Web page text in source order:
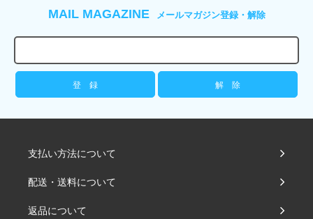
MAIL MAGAZINE メールマガジン登録・解除
支払い方法について
配送・送料について
返品について